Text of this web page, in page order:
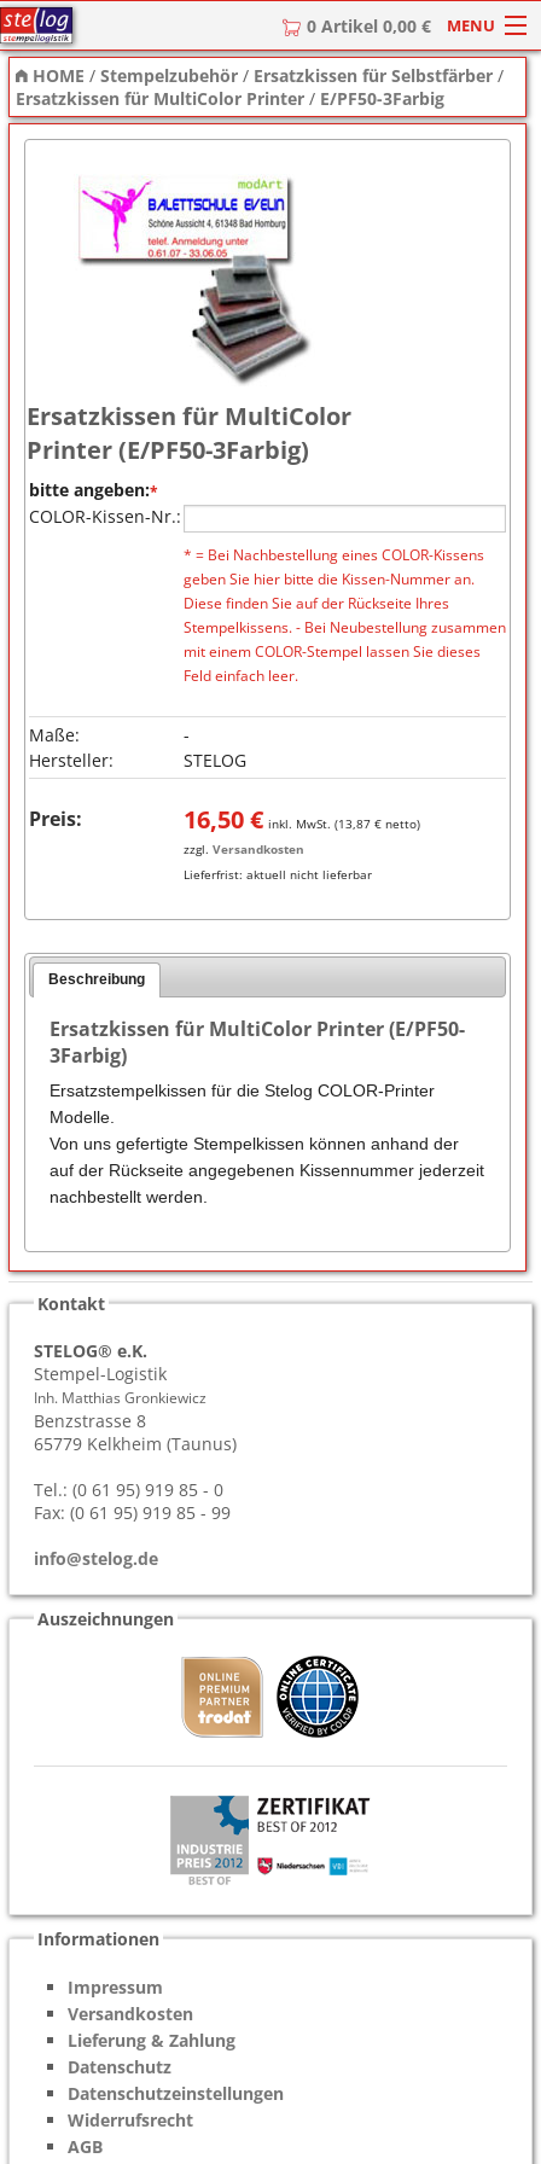
0 Artikel 0,00 € MENU
HOME
Stempel
Stempel-Textplatten
Stempelzubehör
HOME /Stempelzubehör / Ersatzkissen für Selbstfärber /
Ersatzkissen für MultiColor Printer / E/PF50-3Farbig
Ersatzkissen für MultiColor
Printer (E/PF50-3Farbig)
bitte angeben:*
COLOR-Kissen-Nr.:
* = Bei Nachbestellung eines COLOR-Kissens
geben Sie hier bitte die Kissen-Nummer an.
Diese finden Sie auf der Rückseite Ihres
Stempelkissens. - Bei Neubestellung zusammen
mit einem COLOR-Stempel lassen Sie dieses
Feld einfach leer.
Maße:
-
Hersteller:
STELOG
Preis: 16,50€ inkl. MwSt. (13,87€ netto)
zzgl. Versandkosten
Lieferfrist: aktuell nicht lieferbar
Beschreibung
Ersatzkissen für MultiColor Printer (E/PF50-
3Farbig)
Ersatzstempelkissen für die Stelog COLOR-Printer
Modelle.
Von uns gefertigte Stempelkissen können anhand der
auf der Rückseite angegebenen Kissennummer jederzeit
nachbestellt werden.
Kontakt
STELOG® e.K.
Stempel-Logistik
Inh. Matthias Gronkiewicz
Benzstrasse 8
65779 Kelkheim (Taunus)
Tel.: (0 61 95) 919 85 - 0
Fax: (0 61 95) 919 85 - 99
info@stelog.de
Auszeichnungen
Informationen
Impressum
Versandkosten
Lieferung & Zahlung
Datenschutz
Datenschutzeinstellungen
Widerrufsrecht
AGB